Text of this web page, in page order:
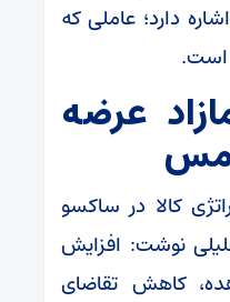
دارد؛ عاملی که
است.
عرضه
مس
کالا در ساکسو
نوشت: افزایش
کاهش تقاضای